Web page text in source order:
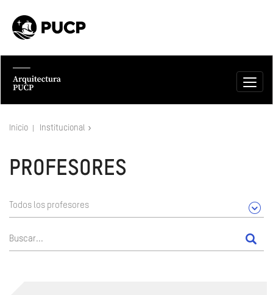
Inicio Institucional
PROFESORES
Todos los profesores